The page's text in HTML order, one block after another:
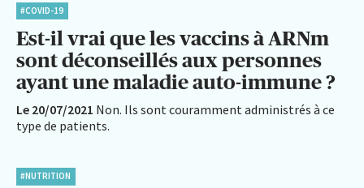
#COVID-19
Est-il vrai que les vaccins à ARNm
sont déconseillés aux personnes
ayant une maladie auto-immune ?
Le 20/07/2021 Non. Ils sont couramment administrés à ce
type de patients.
#NUTRITION